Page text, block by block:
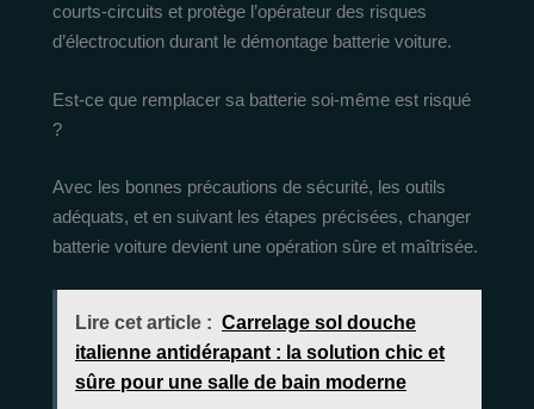
courts-circuits et protège l’opérateur des risques
d’électrocution durant le démontage batterie voiture.
Est-ce que remplacer sa batterie soi-même est risqué
?
Avec les bonnes précautions de sécurité, les outils
adéquats, et en suivant les étapes précisées, changer
batterie voiture devient une opération sûre et maîtrisée.
Lire cet article : Carrelage sol douche
italienne antidérapant : la solution chic et
sûre pour une salle de bain moderne